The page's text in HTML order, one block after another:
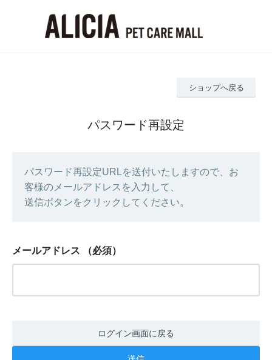
ショップへ戻る
パスワード再設定
パスワード再設定URLを送付いたしますので、お
客様のメールアドレスを入力して、
送信ボタンをクリックしてください。
メールアドレス （必須）
ログイン画面に戻る